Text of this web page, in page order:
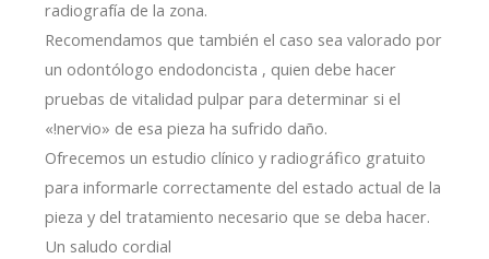
radiografía de la zona.
Recomendamos que también el caso sea valorado por
un odontólogo endodoncista , quien debe hacer
pruebas de vitalidad pulpar para determinar si el
«!nervio» de esa pieza ha sufrido daño.
Ofrecemos un estudio clínico y radiográfico gratuito
para informarle correctamente del estado actual de la
pieza y del tratamiento necesario que se deba hacer.
Un saludo cordial